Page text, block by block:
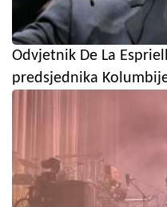
Odvjetnik De La
predsjednika